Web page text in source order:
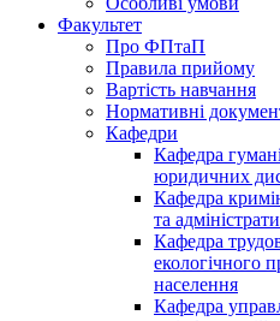
Факультет
Про ФПтаП
Правила прийому
Вартість навчання
Нормативні
Кафедри
Кафедра
юридичних
Кафедра
та
Кафедра
екологічного
населення
Кафедра